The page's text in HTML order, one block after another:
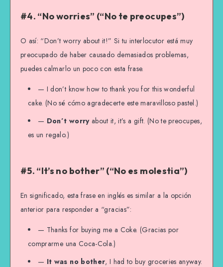
#4. “No worries” (“No te preocupes”)
O así: “Don’t worry about it!” Si tu interlocutor está muy
preocupado de haber causado demasiados problemas,
puedes calmarlo un poco con esta frase.
— I don’t know how to thank you for this wonderful
cake. (No sé cómo agradecerte este maravilloso pastel.)
— Don’t worryabout it, it’s a gift. (No te preocupes,
es un regalo.)
#5. “It’s no bother” (“No es molestia”)
En significado, esta frase en inglés es similar a la opción
anterior para responder a “gracias”:
— Thanks for buying me a Coke. (Gracias por
comprarme una Coca-Cola.)
— It was no bother, I had to buy groceries anyway.